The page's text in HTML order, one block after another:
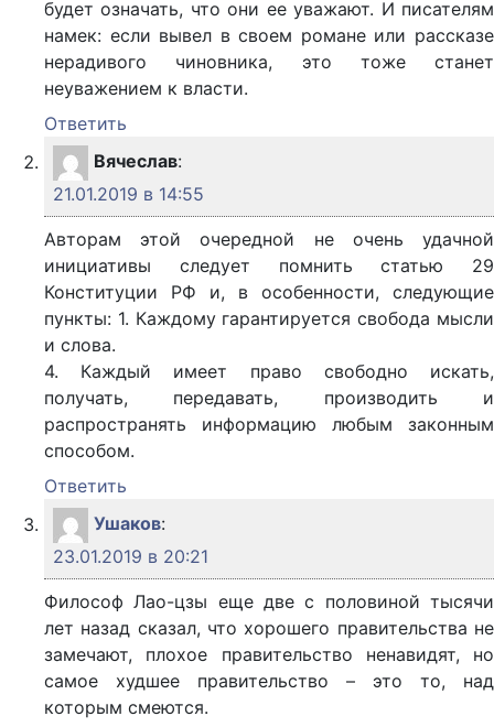
будет означать, что они ее уважают. И писателям
намек: если вывел в своем романе или рассказе
нерадивого чиновника, это тоже станет
неуважением к власти.
Ответить
Вячеслав:
21.01.2019 в 14:55
Авторам этой очередной не очень удачной
инициативы следует помнить статью 29
Конституции РФ и, в особенности, следующие
пункты: 1. Каждому гарантируется свобода мысли
и слова.
4. Каждый имеет право свободно искать,
получать, передавать, производить и
распространять информацию любым законным
способом.
Ответить
Ушаков:
23.01.2019 в 20:21
Философ Лао-цзы еще две с половиной тысячи
лет назад сказал, что хорошего правительства не
замечают, плохое правительство ненавидят, но
самое худшее правительство – это то, над
которым смеются.